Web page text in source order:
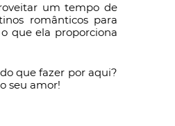
um tempo de
românticos para
que ela proporciona
que fazer por aqui?
seu amor!